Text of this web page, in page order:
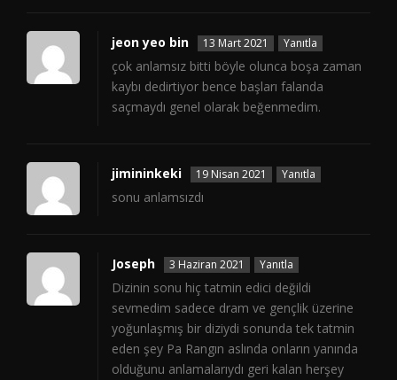
jeon yeo bin 13 Mart 2021 Yanıtla
çok anlamsız bitti böyle olunca boşa zaman
kaybı dedirtiyor bence başları falanda
saçmaydı genel olarak beğenmedim.
jimininkeki 19 Nisan 2021 Yanıtla
sonu anlamsızdı
Joseph 3 Haziran 2021 Yanıtla
Dizinin sonu hiç tatmin edici değildi
sevmedim sadece dram ve gençlik üzerine
yoğunlaşmış bir diziydi sonunda tek tatmin
eden şey Pa Rangın aslında onların yanında
olduğunu anlamalarıydı geri kalan herşey